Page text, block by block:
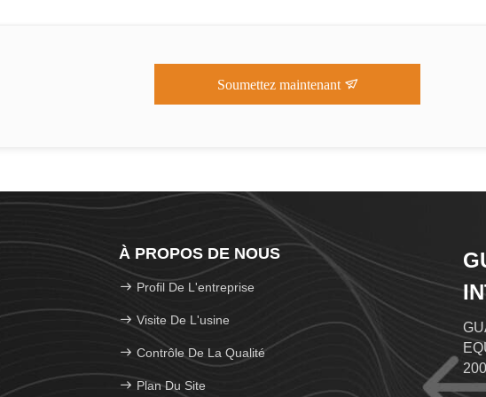
Soumettez maintenant
À PROPOS DE NOUS
Profil De L'entreprise
Visite De L'usine
Contrôle De La Qualité
Plan Du Site